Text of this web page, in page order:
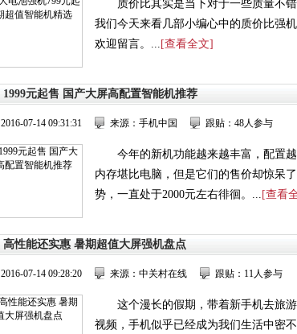
质价比其实是当下对于一些质量不
我们今天来看几部小编心中的质价比强
欢迎留言。... [查看全文]
1999元起售 国产大屏高配置智能机推荐
2016-07-14 09:31:31 来源：手机中国 跟贴：48人参与
今年的新机功能越来越丰富，配置
内存堪比电脑，但是它们的售价却惊呆
势，一直处于2000元左右徘徊。... [查看
高性能还实惠 暑期超值大屏强机盘点
2016-07-14 09:28:20 来源：中关村在线 跟贴：11人参与
这个漫长的假期，带着新手机去旅
视频，手机似乎已经成为我们生活中密